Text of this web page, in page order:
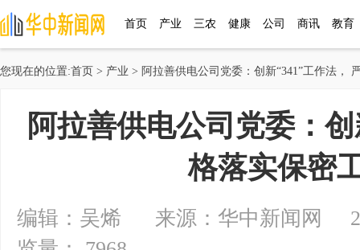
首页 产业 三农 健康 公司 商讯 教育
您现在的位置:首页 > 产业 > 阿拉善供电公司党委：创新“341”工作法，
阿拉善供电公司党委：
格落实保密
编辑：吴烯 来源：华中新闻网